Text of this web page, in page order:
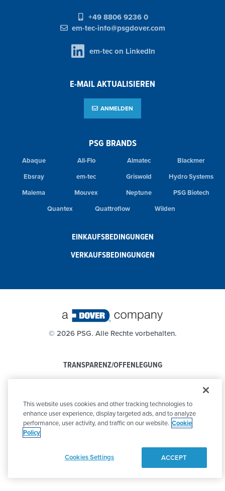
PSG BRANDS
Abaque All-Flo Almatec
Blackmer
Ebsray
em-tec Griswold
Hydro Systems
Malema
Mouvex Neptune
PSG Biotech
Quantex
Quattroflow Wilden
EINKAUFSBEDINGUNGEN
VERKAUFSBEDINGUNGEN
+49 8806 9236 0
em-tec-info@psgdover.com
em-tec on LinkedIn
E-MAIL AKTUALISIEREN
ANMELDEN
© 2026 PSG. Alle Rechte vorbehalten.
TRANSPARENZ/OFFENLEGUNG
VERHALTENSKODEX
This website uses cookies and other tracking technologies to
enhance user experience, display targeted ads, and to analyze
performance, user activity, and traffic on our website. Cookie
Policy
Cookies Settings ACCEPT